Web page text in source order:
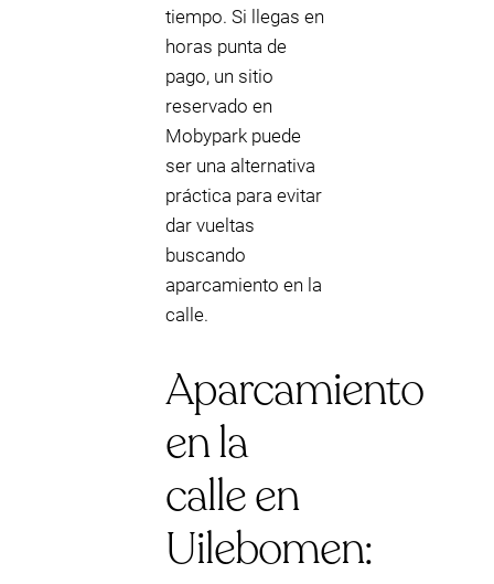
tiempo. Si llegas en
horas punta de
pago, un sitio
reservado en
Mobypark puede
ser una alternativa
práctica para evitar
dar vueltas
buscando
aparcamiento en la
calle.
Aparcamiento
en la
calle en
Uilebomen: